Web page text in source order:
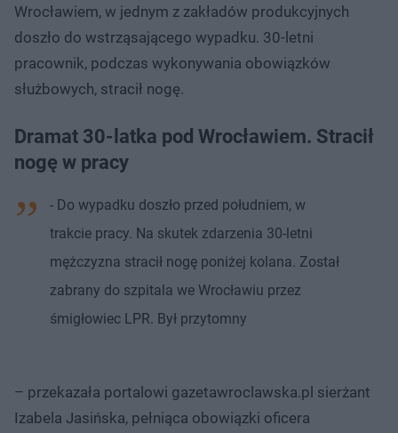
Wrocławiem, w jednym z zakładów produkcyjnych
doszło do wstrząsającego wypadku. 30-letni
pracownik, podczas wykonywania obowiązków
służbowych, stracił nogę.
Dramat 30-latka pod Wrocławiem. Stracił
nogę w pracy
- Do wypadku doszło przed południem, w
trakcie pracy. Na skutek zdarzenia 30-letni
mężczyzna stracił nogę poniżej kolana. Został
zabrany do szpitala we Wrocławiu przez
śmigłowiec LPR. Był przytomny
– przekazała portalowi gazetawroclawska.pl sierżant
Izabela Jasińska, pełniąca obowiązki oficera